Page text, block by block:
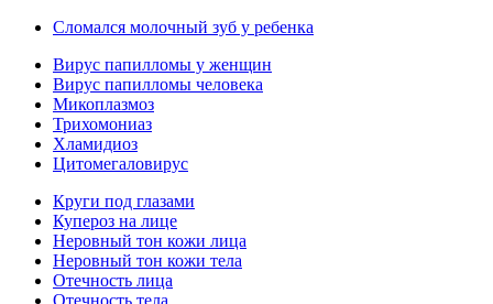
Сломался молочный зуб у ребенка
Вирус папилломы у женщин
Вирус папилломы человека
Микоплазмоз
Трихомониаз
Хламидиоз
Цитомегаловирус
Круги под глазами
Купероз на лице
Неровный тон кожи лица
Неровный тон кожи тела
Отечность лица
Отечность тела